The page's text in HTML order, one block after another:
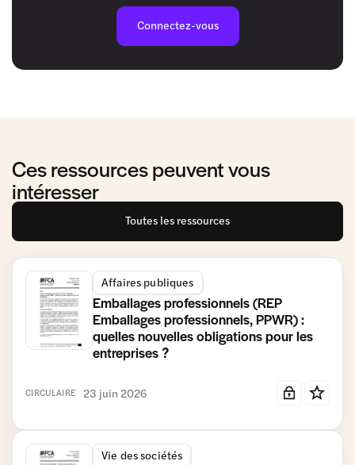
Connectez-vous
Ces ressources peuvent vous
intéresser
Toutes les ressources
Affaires publiques
Emballages professionnels (REP
Emballages professionnels, PPWR) :
quelles nouvelles obligations pour les
entreprises ?
CIRCULAIRE 23 juin 2026
Vie des sociétés